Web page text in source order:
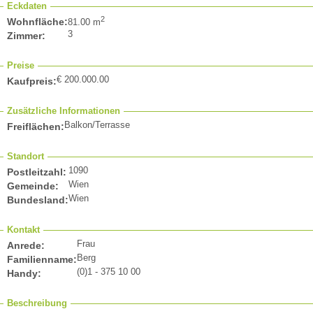
Eckdaten
Wohnfläche:81.00 m2
Zimmer: 3
Preise
Kaufpreis:€ 200.000.00
Zusätzliche Informationen
Freiflächen: Balkon/Terrasse
Standort
Postleitzahl: 1090
Gemeinde: Wien
Bundesland:Wien
Kontakt
Anrede: Frau
Familienname: Berg
Handy: (0)1 - 375 10 00
Beschreibung